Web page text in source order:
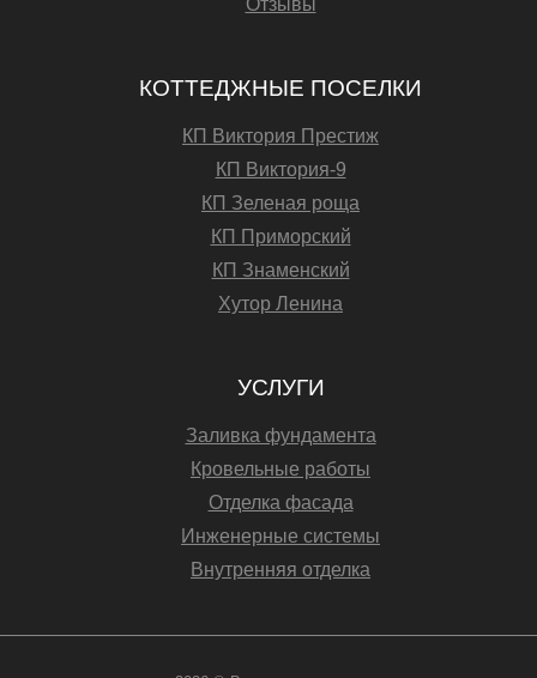
Отзывы
КОТТЕДЖНЫЕ ПОСЕЛКИ
КП Виктория Престиж
КП Виктория-9
КП Зеленая роща
КП Приморский
КП Знаменский
Хутор Ленина
УСЛУГИ
Заливка фундамента
Кровельные работы
Отделка фасада
Инженерные системы
Внутренняя отделка